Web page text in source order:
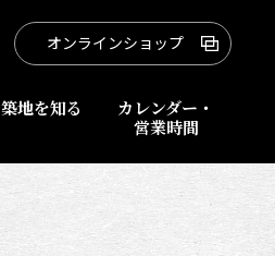
築地を知る
カレンダー・
営業時間
オンラインショップ